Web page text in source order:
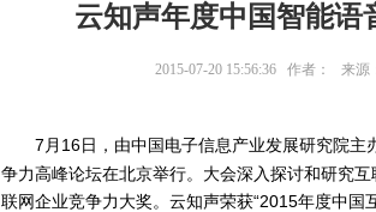
云知声年度中国智能语
2015-07-20 15:56:36 作者： 来源
7月16日，由中国电子信息产业发展研究院
争力高峰论坛在北京举行。大会深入探讨和研究
联网企业竞争力大奖。云知声荣获“2015年度中国